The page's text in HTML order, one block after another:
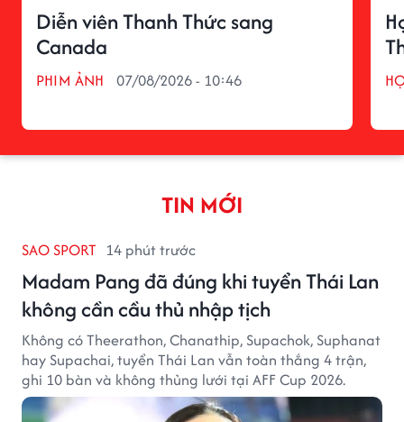
Diễn viên Thanh Thức sang
Canada
PHIM ẢNH 07/08/2026 - 10:46
TIN MỚI
SAO SPORT 14 phút trước
Madam Pang đã đúng khi tuyển Thái Lan
không cần cầu thủ nhập tịch
Không có Theerathon, Chanathip, Supachok, Suphanat
hay Supachai, tuyển Thái Lan vẫn toàn thắng 4 trận,
ghi 10 bàn và không thủng lưới tại AFF Cup 2026.